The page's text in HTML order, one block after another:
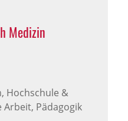
Medizin
Hochschule &
Arbeit, Pädagogik